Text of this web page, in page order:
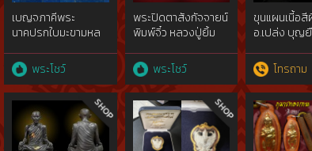
เบญจภาคีพระ
นาคปรกใบมะขามหล
มะขามเฒ่าฯเนื้อ
สัมฤทธิ์
ทองคำgold๒๔๕๖{rare
show}ไม่ผ่านการใช้
พระโชว์
พระปิดตาสังกัจจายน์
พิมพ์จิ๋ว หลวงปู่ยิ้ม
พระโชว์
ขุนแผนเนี้อสี
อ.เปล่ง บุญ
โทรถาม